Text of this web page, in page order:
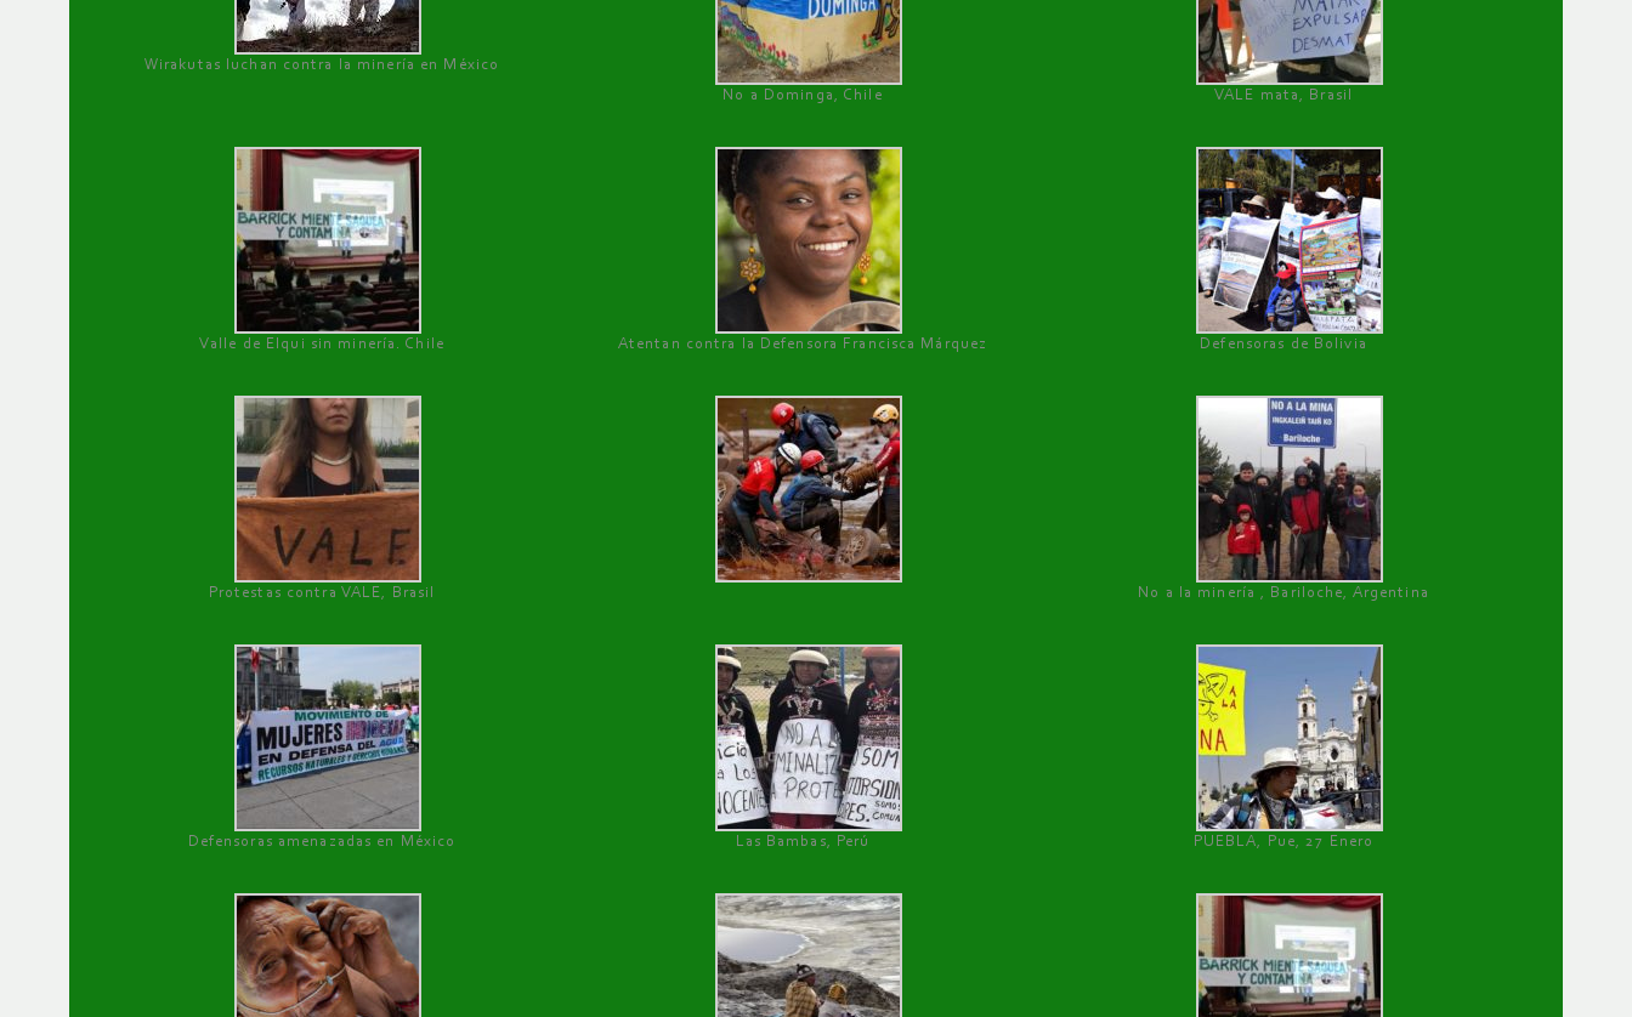
Wirakutas luchan contra la minería en México
No a Dominga, Chile
VALE mata, Brasil
Valle de Elqui sin minería. Chile Atentan contra la Defensora Francisca Márquez Defensoras de Bolivia
Protestas contra VALE, Brasil No a la minería , Bariloche, Argentina
Defensoras amenazadas en México Las Bambas, Perú PUEBLA, Pue, 27 Enero